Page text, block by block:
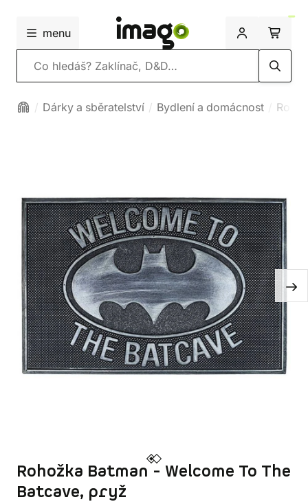
menu
Vyhledávání
Dárky a sběratelství Bydlení a domácnost
Rohožka Batman - Welcome To The
Batcave, pryž